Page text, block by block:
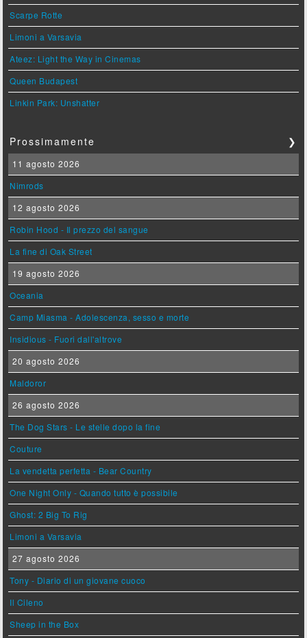
Scarpe Rotte
Limoni a Varsavia
Ateez: Light the Way in Cinemas
Queen Budapest
Linkin Park: Unshatter
Prossimamente ❯
11 agosto 2026
Nimrods
12 agosto 2026
Robin Hood - Il prezzo del sangue
La fine di Oak Street
19 agosto 2026
Oceania
Camp Miasma - Adolescenza, sesso e morte
Insidious - Fuori dall'altrove
20 agosto 2026
Maldoror
26 agosto 2026
The Dog Stars - Le stelle dopo la fine
Couture
La vendetta perfetta - Bear Country
One Night Only - Quando tutto è possibile
Ghost: 2 Big To Rig
Limoni a Varsavia
27 agosto 2026
Tony - Diario di un giovane cuoco
Il Cileno
Sheep in the Box